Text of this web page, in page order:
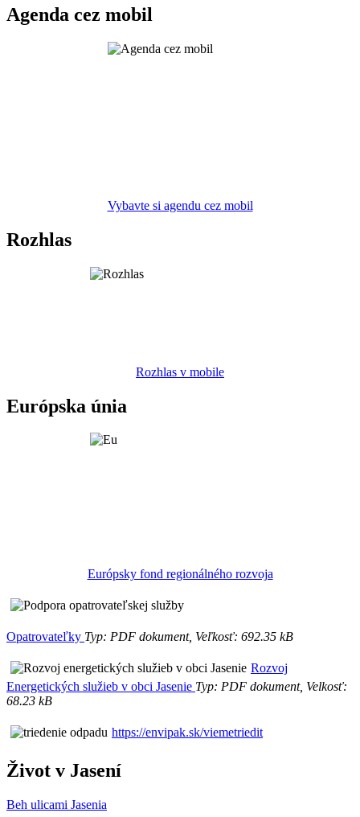
Agenda cez mobil
Vybavte si agendu cez mobil
Rozhlas
Rozhlas v mobile
Európska únia
Európsky fond regionálného rozvoja
Opatrovateľky Typ: PDF dokument, Veľkosť: 692.35 kB
Rozvoj
Energetických služieb v obci Jasenie Typ: PDF dokument, Velkosť:
68.23 kB
https://envipak.sk/viemetriedit
Život v Jasení
Beh ulicami Jasenia